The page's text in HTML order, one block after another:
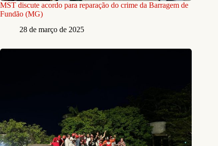
MST discute acordo para reparação do crime da Barragem de
Fundão (MG)
28 de março de 2025